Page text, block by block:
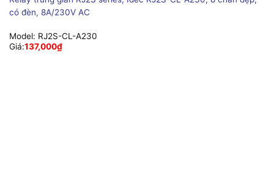
có đèn, 8A/230V AC
Model: RJ2S-CL-A230
Giá:137,000₫